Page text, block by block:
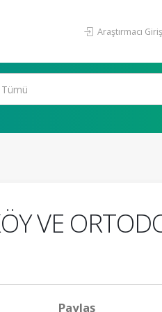
Araştırmacı
VE
Paylaş